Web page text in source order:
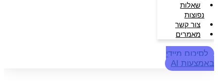
שאלות
נפוצות
צור קשר
מאמרים
לסיכום מיידי
באמצעות AI